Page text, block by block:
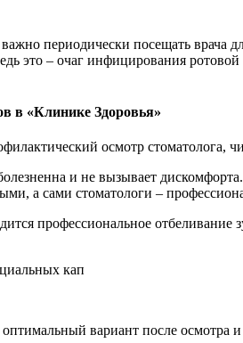
периодически посещать врача
это – очаг инфицирования
в «Клинике Здоровья»
осмотр стоматолога,
и не вызывает
а сами стоматологи –
профессиональное отбеливание
кап
вариант после осмотра